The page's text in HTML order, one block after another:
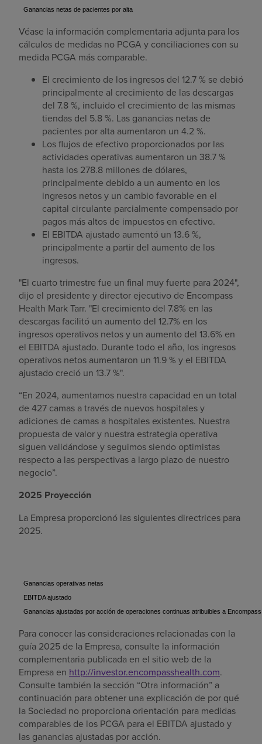
Ganancias netas de pacientes por alta
Véase la información complementaria adjunta para los
cálculos de medidas no PCGA y conciliaciones con su
medida PCGA más comparable.
El crecimiento de los ingresos del 12.7 % se debió
principalmente al crecimiento de las descargas
del 7.8 %, incluido el crecimiento de las mismas
tiendas del 5.8 %. Las ganancias netas de
pacientes por alta aumentaron un 4.2 %.
Los flujos de efectivo proporcionados por las
actividades operativas aumentaron un 38.7 %
hasta los 278.8 millones de dólares,
principalmente debido a un aumento en los
ingresos netos y un cambio favorable en el
capital circulante parcialmente compensado por
pagos más altos de impuestos en efectivo.
El EBITDA ajustado aumentó un 13.6 %,
principalmente a partir del aumento de los
ingresos.
"El cuarto trimestre fue un final muy fuerte para 2024",
dijo el presidente y director ejecutivo de Encompass
Health Mark Tarr. "El crecimiento del 7.8% en las
descargas facilitó un aumento del 12.7% en los
ingresos operativos netos y un aumento del 13.6% en
el EBITDA ajustado. Durante todo el año, los ingresos
operativos netos aumentaron un 11.9 % y el EBITDA
ajustado creció un 13.7 %".
“En 2024, aumentamos nuestra capacidad en un total
de 427 camas a través de nuevos hospitales y
adiciones de camas a hospitales existentes. Nuestra
propuesta de valor y nuestra estrategia operativa
siguen validándose y seguimos siendo optimistas
respecto a las perspectivas a largo plazo de nuestro
negocio”.
2025 Proyección
La Empresa proporcionó las siguientes directrices para
2025.
Ganancias operativas netas
EBITDA ajustado
Ganancias ajustadas por acción de operaciones continuas atribuibles a
Para conocer las consideraciones relacionadas con la
guía 2025 de la Empresa, consulte la información
complementaria publicada en el sitio web de la
Empresa en http://investor.encompasshealth.com.
Consulte también la sección “Otra información” a
continuación para obtener una explicación de por qué
la Sociedad no proporciona orientación para medidas
comparables de los PCGA para el EBITDA ajustado y
las ganancias ajustadas por acción.